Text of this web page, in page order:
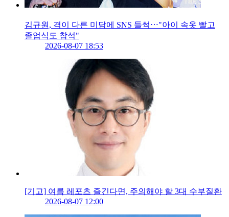
김규원, 격이 다른 미담에 SNS 들썩⋯"아이 속옷 빨고
졸업식도 참석"
2026-08-07 18:53
[기고] 여름 레포츠 즐긴다면, 주의해야 할 3대 수부질환
2026-08-07 12:00